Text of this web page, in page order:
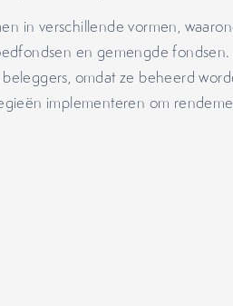
in verschillende vormen,
en gemengde
omdat ze beheerd
implementeren om